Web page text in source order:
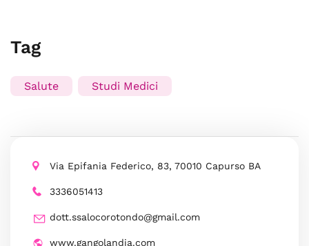
Tag
Salute Studi Medici
Via Epifania Federico, 83, 70010 Capurso BA
3336051413
dott.ssalocorotondo@gmail.com
www.gangolandia.com